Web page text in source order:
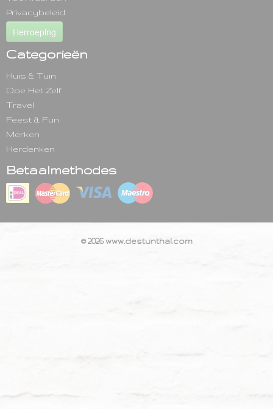
Privacybeleid
Herroeping
Categorieën
Huis & Tuin
Doe Het Zelf
Travel
Feest & Fun
Merken
Herdenken
Betaalmethodes
© 2026 www.destunthal.com